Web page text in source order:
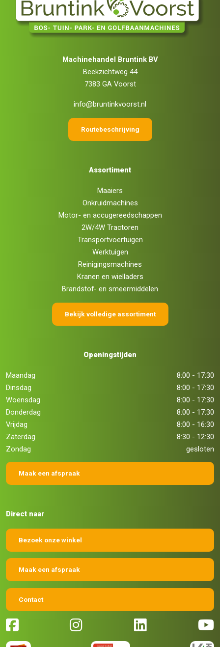
Machinehandel Bruntink BV
Beekzichtweg 44
7383 GA Voorst
info@bruntinkvoorst.nl
Routebeschrijving
Assortiment
Maaiers
Onkruidmachines
Motor- en accugereedschappen
2W/4W Tractoren
Transportvoertuigen
Werktuigen
Reinigingsmachines
Kranen en wielladers
Brandstof- en smeermiddelen
Bekijk volledige assortiment
Openingstijden
Maandag
8:00 - 17:30
Dinsdag
8:00 - 17:30
Woensdag
8:00 - 17:30
Donderdag
8:00 - 17:30
Vrijdag
8:00 - 16:30
Zaterdag
8:30 - 12:30
Zondag
gesloten
Maak een afspraak
Direct naar
Bezoek onze winkel
Maak een afspraak
Contact